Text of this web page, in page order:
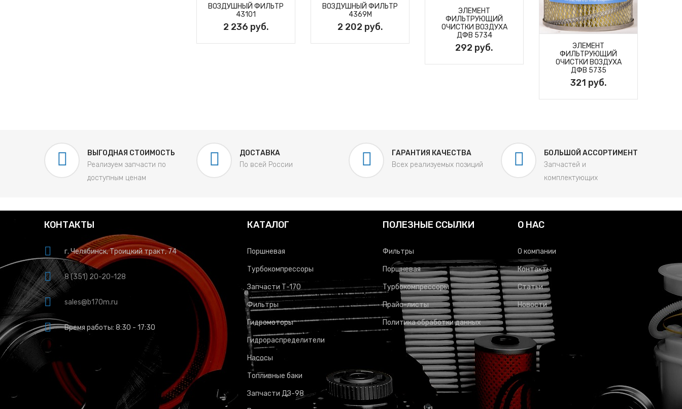
ВОЗДУШНЫЙ ФИЛЬТР
43101
2 236 руб.
ВОЗДУШНЫЙ ФИЛЬТР
4369M
2 202 руб.
ЭЛЕМЕНТ
ФИЛЬТРУЮЩИЙ
ОЧИСТКИ ВОЗДУХА
ДФВ 5734
292 руб.
ЭЛЕМЕНТ
ФИЛЬТРУЮЩИЙ
ОЧИСТКИ ВОЗДУХА
ДФВ 5735
321 руб.
ВЫГОДНАЯ СТОИМОСТЬ
Реализуем запчасти по
доступным ценам
ДОСТАВКА
По всей России
ГАРАНТИЯ КАЧЕСТВА
Всех реализуемых позиций
БОЛЬШОЙ АССОРТИМЕНТ
Запчастей и
комплектующих
КОНТАКТЫ
г. Челябинск, Троицкий тракт, 74
8 (351) 20-20-128
sales@b170m.ru
Время работы: 8:30 - 17:30
КАТАЛОГ
Поршневая
Турбокомпрессоры
Запчасти Т-170
Фильтры
Гидромоторы
Гидрораспределители
Насосы
Топливные баки
Запчасти ДЗ-98
ПОЛЕЗНЫЕ ССЫЛКИ
Фильтры
Поршневая
Турбокомпрессоры
Прайс-листы
Политика обработки данных
О НАС
О компании
Контакты
Статьи
Новости